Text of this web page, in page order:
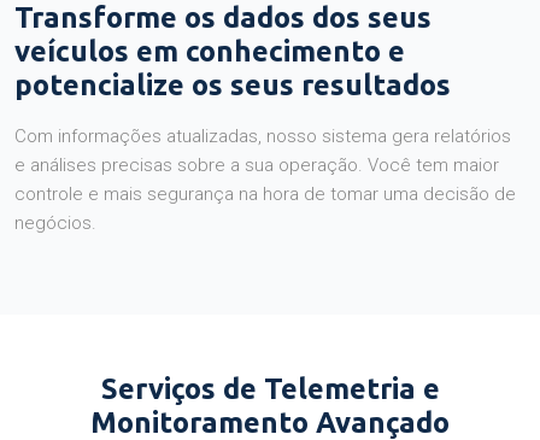
Transforme os dados dos seus
veículos em conhecimento e
potencialize os seus resultados
Com informações atualizadas, nosso sistema gera relatórios
e análises precisas sobre a sua operação. Você tem maior
controle e mais segurança na hora de tomar uma decisão de
negócios.
Serviços de Telemetria e
Monitoramento Avançado